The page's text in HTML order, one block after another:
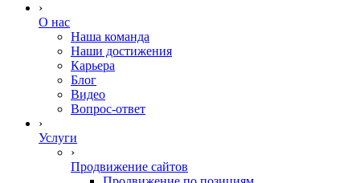
›
О нас
Наша команда
Наши достижения
Карьера
Блог
Видео
Вопрос-ответ
›
Услуги
›
Продвижение сайтов